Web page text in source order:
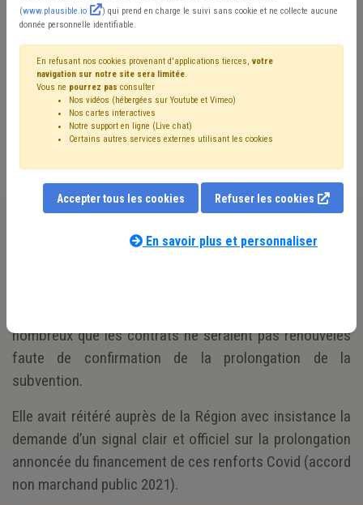
nombreux que les contrats ne seraient pas renouvelés
faute de confirmation de la prolongation de la
subvention.
Elle avait réitéré auprès de la Région avec insistance la
demande d’un signal clair et officiel sur la prolongation
annoncée du financement de ces renforts Covid (accord
non marchand public 2021).
(www.plausible.io
) qui prend en charge le suivi sans cookie et ne collecte aucune
donnée personnelle identifiable.
En refusant nos cookies provenant d'applications tierces, votre
navigation sur notre site sera limitée.
Vous ne pourrez pas consulter
Nos vidéos (hébergées sur Youtube et Vimeo)
Nos cartes interactives
Notre support en ligne (Live chat)
Certains autres services externes utilisant les cookies
Accepter tous les cookies Refuser les cookies
En savoir plus et personnaliser